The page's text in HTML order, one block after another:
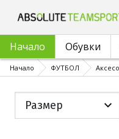
Начало Обувки
Начало ФУТБОЛ
Размер